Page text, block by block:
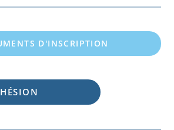
D'INSCRIPTION